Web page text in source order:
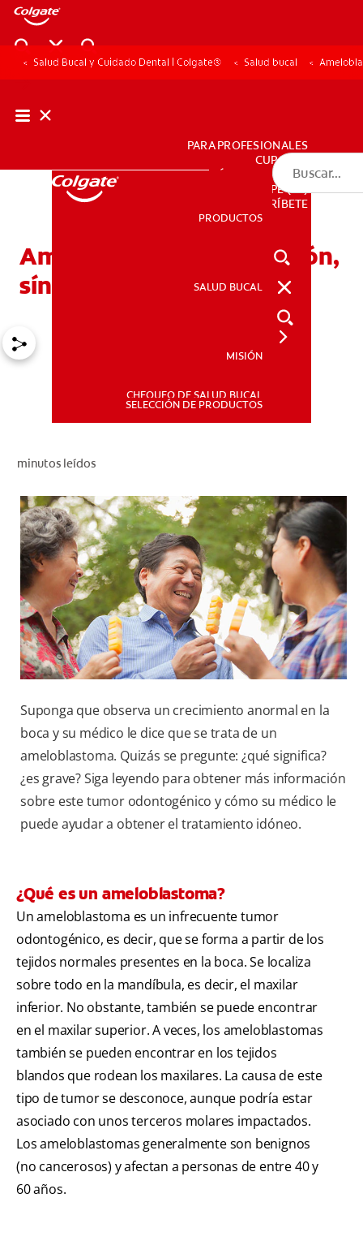
PRODUCTOS
PARA PROFESIONALES
CUPONES
DÓNDE COMPRAR
PE (ES)
PARA PROFESIONALES
CUPONES
DÓNDE COMPRAR
PE (ES)
SUSCRÍBETE
PRODUCTOS
SALUD BUCAL
MISIÓN
CHEQUEO DE SALUD BUCAL
SELECCIÓN DE PRODUCTOS
Salud Bucal y Cuidado Dental | Colgate® Salud bucal
Ameloblastoma: Definición,
síntomas y tratamiento
minutos leídos
Suponga que observa un crecimiento anormal en la
boca y su médico le dice que se trata de un
ameloblastoma. Quizás se pregunte: ¿qué significa?
¿es grave? Siga leyendo para obtener más información
sobre este tumor odontogénico y cómo su médico le
puede ayudar a obtener el tratamiento idóneo.
¿Qué es un ameloblastoma?
Un ameloblastoma es un infrecuente tumor
odontogénico, es decir, que se forma a partir de los
tejidos normales presentes en la boca. Se localiza
sobre todo en la mandíbula, es decir, el maxilar
inferior. No obstante, también se puede encontrar
en el maxilar superior. A veces, los ameloblastomas
también se pueden encontrar en los tejidos
blandos que rodean los maxilares. La causa de este
tipo de tumor se desconoce, aunque podría estar
asociado con unos terceros molares impactados.
Los ameloblastomas generalmente son benignos
(no cancerosos) y afectan a personas de entre 40 y
60 años.